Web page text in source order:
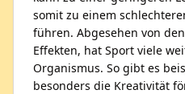
somit zu einem
führen. Abgesehen von
Effekten, hat Sport viele
Organismus. So gibt es
besonders die Kreativität